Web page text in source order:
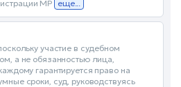
МР еще...
участие в судебном
а не обязанностью лица,
гарантируется право на
сроки, суд, руководствуясь